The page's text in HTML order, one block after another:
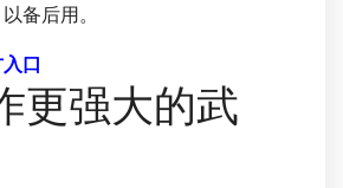
备后用。
口
更强大的武